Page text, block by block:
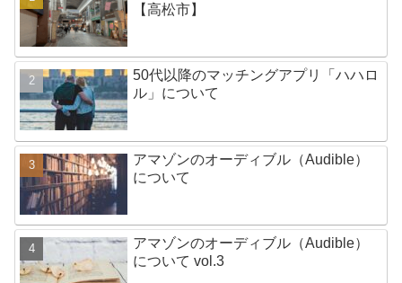
【高松市】
50代以降のマッチングアプリ「ハハロ
ル」について
アマゾンのオーディブル（Audible）
について
アマゾンのオーディブル（Audible）
について vol.3